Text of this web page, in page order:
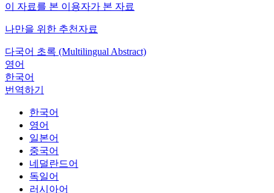
이 자료를 본 이용자가 본 자료
나만을 위한 추천자료
다국어 초록 (Multilingual Abstract)
영어
한국어
번역하기
한국어
영어
일본어
중국어
네덜란드어
독일어
러시아어